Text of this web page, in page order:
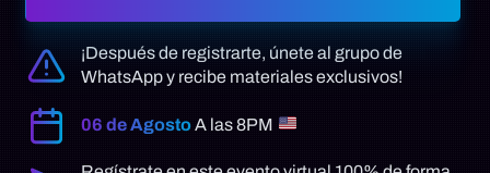
¡Después de registrarte, únete al grupo de
WhatsApp y recibe materiales exclusivos!
06 de AgostoA las8PM